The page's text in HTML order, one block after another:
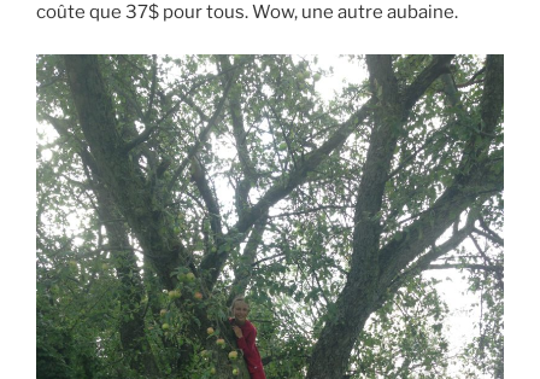
coûte que 37$ pour tous. Wow, une autre aubaine.